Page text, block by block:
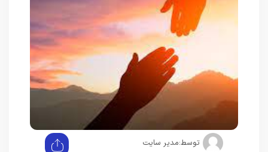
توسط:مدیر سایت